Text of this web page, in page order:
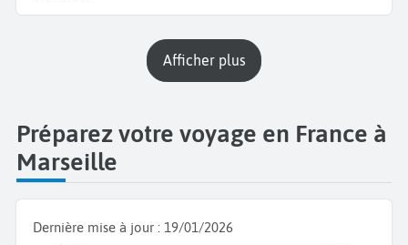
Afficher plus
Préparez votre voyage en France à
Marseille
Dernière mise à jour : 19/01/2026